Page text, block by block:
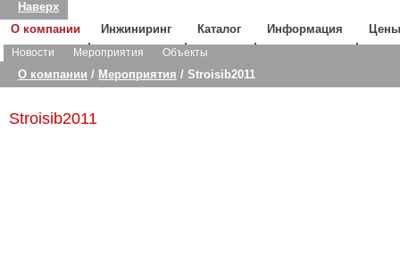
Наверх
О компании
Инжиниринг Каталог Информация Цены
Новости Мероприятия Объекты
О компании / Мероприятия / Stroisib2011
Stroisib2011